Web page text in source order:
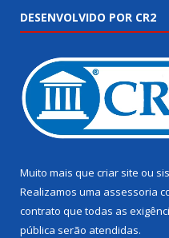
DESENVOLVIDO POR CR2
Muito mais que criar site ou
Realizamos uma assessoria
contrato que todas as
pública serão atendidas.